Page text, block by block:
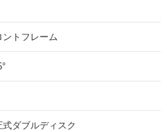
ントフレーム
式ダブルディスク